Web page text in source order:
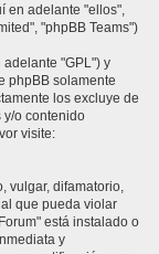
en adelante "ellos",
"phpBB Teams")
adelante "GPL") y
phpBB solamente
los excluye de
y/o contenido
visite:
vulgar, difamatorio,
que pueda violar
está instalado o
y